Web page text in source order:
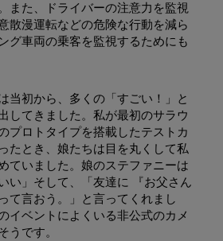
また、ドライバーの注意力を監視
散漫運転などの危険な行動を減ら
グ車両の乗客を監視するためにも
当初から、多くの「すごい！」と
してきました。私が最初のサラウ
プロトタイプを搭載したテストカ
たとき、娘たちは目を丸くして私
ていました。娘のステファニーは
い」そして、「友達に 『お父さん
て言おう。」と言ってくれまし
イベントによくいる非公式のカメ
うです。